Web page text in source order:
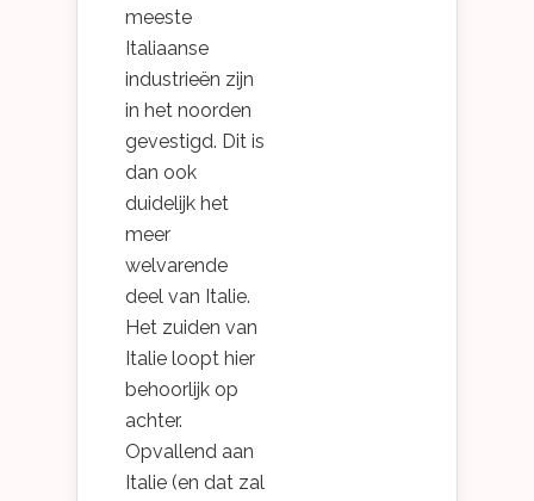
meeste
Italiaanse
industrieën zijn
in het noorden
gevestigd. Dit is
dan ook
duidelijk het
meer
welvarende
deel van Italie.
Het zuiden van
Italie loopt hier
behoorlijk op
achter.
Opvallend aan
Italie (en dat zal